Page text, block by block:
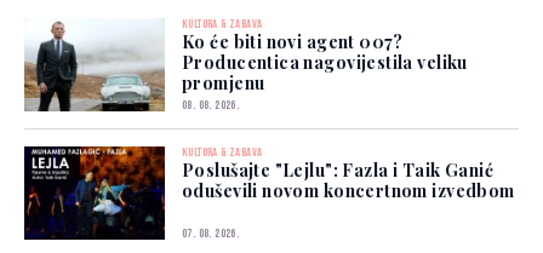
KULTURA & ZABAVA
Ko će biti novi agent 007?
Producentica nagovijestila veliku
promjenu
08. 08. 2026.
KULTURA & ZABAVA
Poslušajte "Lejlu": Fazla i Taik Ganić
oduševili novom koncertnom izvedbom
07. 08. 2026.